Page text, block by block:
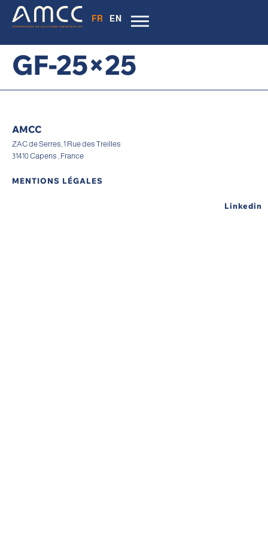
FR EN
GF-25×25
AMCC
ZAC de Serres, 1 Rue des Treilles
31410 Capens , France
MENTIONS LÉGALES
Linkedin